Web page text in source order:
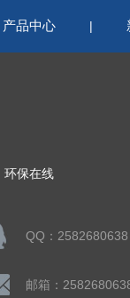
产品中心 |
环保在线
QQ：2582680638
邮箱：